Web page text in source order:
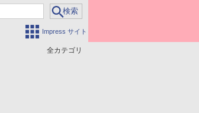
Impress サイト
全カテゴリ